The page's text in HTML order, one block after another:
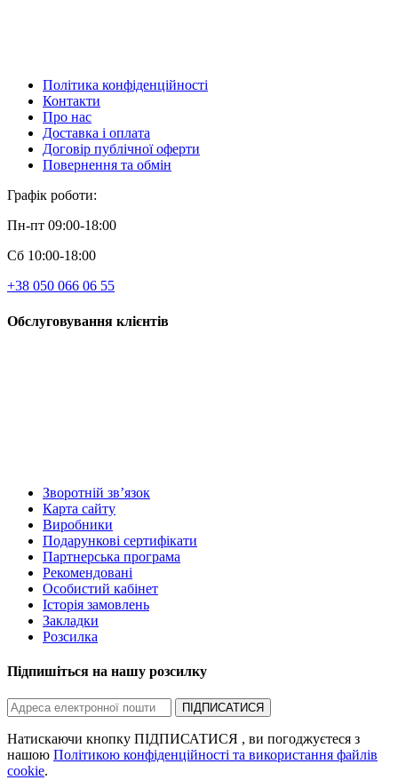
Політика конфіденційності
Контакти
Про нас
Доставка і оплата
Договір публічної оферти
Повернення та обмін
Графік роботи:
Пн-пт 09:00-18:00
Сб 10:00-18:00
+38 050 066 06 55
Обслуговування клієнтів
Зворотній зв’язок
Карта сайту
Виробники
Подарункові сертифікати
Партнерська програма
Рекомендовані
Особистий кабінет
Історія замовлень
Закладки
Розсилка
Підпишіться на нашу розсилку
ПІДПИСАТИСЯ
Натискаючи кнопку ПІДПИСАТИСЯ , ви погоджуєтеся з
нашою Політикою конфіденційності та використання файлів
cookie.